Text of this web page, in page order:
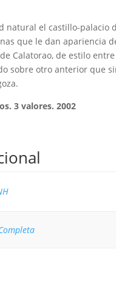
natural el castillo-palacio
que le dan apariencia
Calatorao, de estilo
sobre otro anterior que
3 valores. 2002